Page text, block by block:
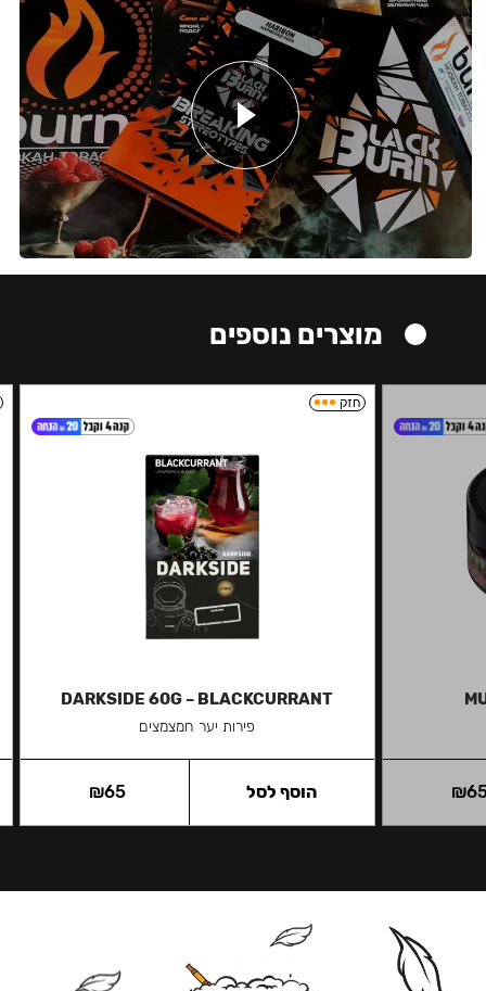
מוצרים נוספים
₪
חזק
DARKSIDE 60G – BLACKCURRANT
פירות יער חמצמצים
₪65 הוסף לסל